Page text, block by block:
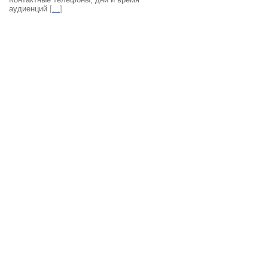
аудиенций […]